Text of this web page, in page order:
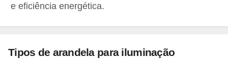
e eficiência energética.
Tipos de arandela para iluminação
C
s